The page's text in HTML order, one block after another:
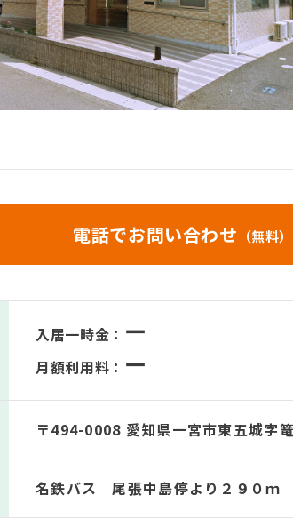
電話でお問い合わせ （無料）
入居一時金： ー
月額利用料： ー
〒494-0008 愛知県一宮市東五城字
名鉄バス 尾張中島停より２９０ｍ